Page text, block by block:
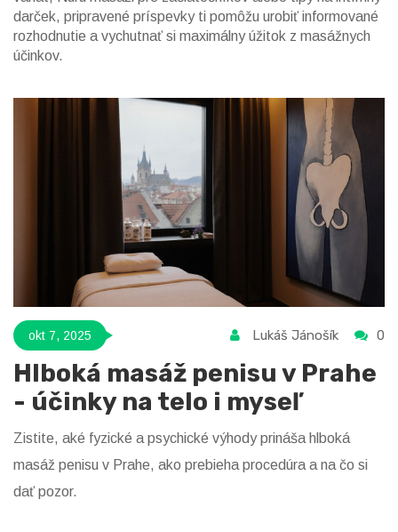
darček, pripravené príspevky ti pomôžu urobiť informované
rozhodnutie a vychutnať si maximálny úžitok z masážnych
účinkov.
okt 7, 2025 Lukáš Jánošík 0
Hlboká masáž penisu v Prahe
- účinky na telo i myseľ
Zistite, aké fyzické a psychické výhody prináša hlboká
masáž penisu v Prahe, ako prebieha procedúra a na čo si
dať pozor.